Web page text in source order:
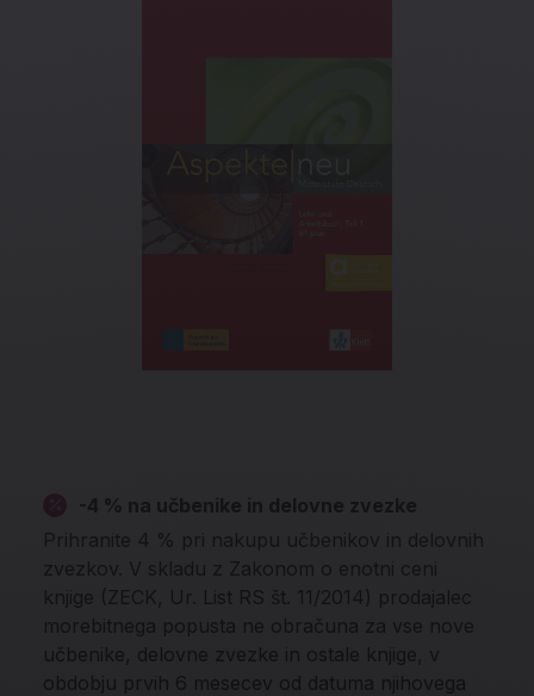
-4 % na učbenike in delovne zvezke
Prihranite 4 % pri nakupu učbenikov in delovnih
zvezkov. V skladu z Zakonom o enotni ceni
knjige (ZECK, Ur. List RS št. 11/2014) prodajalec
morebitnega popusta ne obračuna za vse nove
učbenike, delovne zvezke in ostale knjige, v
obdobju prvih 6 mesecev od datuma njihovega